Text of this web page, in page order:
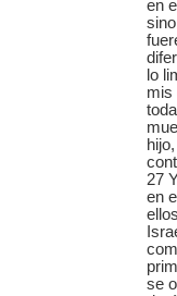
en
lo
mis
27
en
se